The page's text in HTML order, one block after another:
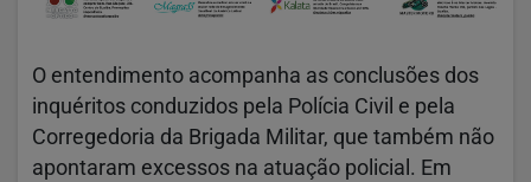
O entendimento acompanha as conclusões dos
inquéritos conduzidos pela Polícia Civil e pela
Corregedoria da Brigada Militar, que também não
apontaram excessos na atuação policial. Em